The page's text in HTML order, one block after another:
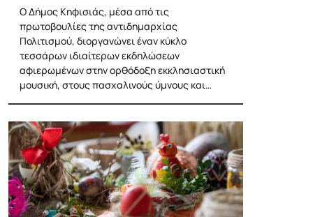
Ο Δήμος Κηφισιάς, μέσα από τις
πρωτοβουλίες της αντιδημαρχίας
Πολιτισμού, διοργανώνει έναν κύκλο
τεσσάρων ιδιαίτερων εκδηλώσεων
αφιερωμένων στην ορθόδοξη εκκλησιαστική
μουσική, στους πασχαλινούς ύμνους και…